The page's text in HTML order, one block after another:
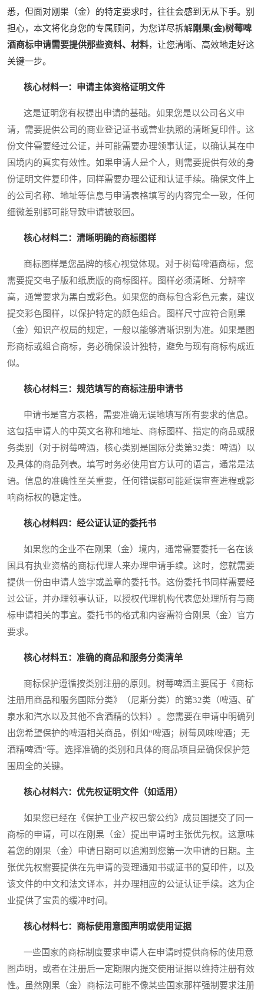
悉，但面对刚果（金）的特定要求时，往往会感到无从下手。别
担心，本文将化身您的专属顾问，为您详尽拆解刚果(金)树莓啤
酒商标申请需要提供那些资料、材料，让您清晰、高效地走好这
关键一步。
核心材料一：申请主体资格证明文件
这是证明您有权提出申请的基础。如果您是以公司名义申
请，需要提供公司的商业登记证书或营业执照的清晰复印件。这
份文件需要经过公证，并可能需要办理领事认证，以确认其在中
国境内的真实有效性。如果申请人是个人，则需要提供有效的身
份证明文件复印件，同样需要办理公证和认证手续。确保文件上
的公司名称、地址等信息与申请表格填写的内容完全一致，任何
细微差别都可能导致申请被驳回。
核心材料二：清晰明确的商标图样
商标图样是您品牌的核心视觉体现。对于树莓啤酒商标，您
需要提交电子版和纸质版的商标图样。图样必须清晰、分辨率
高，通常要求为黑白或彩色。如果您的商标包含彩色元素，建议
提交彩色图样，以保护特定的颜色组合。图样尺寸应符合刚果
（金）知识产权局的规定，一般以能够清晰识别为准。如果是图
形商标或组合商标，务必确保设计独特，避免与现有商标构成近
似。
核心材料三：规范填写的商标注册申请书
申请书是官方表格，需要准确无误地填写所有要求的信息。
这包括申请人的中英文名称和地址、商标图样、指定的商品或服
务类别（对于树莓啤酒，核心类别是国际分类第32类：啤酒）以
及具体的商品列表。填写时务必使用官方认可的语言，通常是法
语。信息的准确性至关重要，任何错误都可能延误审查进程或影
响商标权的稳定性。
核心材料四：经公证认证的委托书
如果您的企业不在刚果（金）境内，通常需要委托一名在该
国具有执业资格的商标代理人来办理申请手续。这时，您就需要
提供一份由申请人签字或盖章的委托书。这份委托书同样需要经
过公证，并办理领事认证，以授权代理机构代表您处理所有与商
标申请相关的事宜。委托书的格式和内容需符合刚果（金）官方
要求。
核心材料五：准确的商品和服务分类清单
商标保护遵循按类别注册的原则。树莓啤酒主要属于《商标
注册用商品和服务国际分类》（尼斯分类）的第32类（啤酒、矿
泉水和汽水以及其他不含酒精的饮料）。您需要在申请中明确列
出您希望保护的啤酒相关商品，例如“啤酒；树莓风味啤酒；无
酒精啤酒”等。选择准确的类别和具体的商品项目是确保保护范
围周全的关键。
核心材料六：优先权证明文件（如适用）
如果您已经在《保护工业产权巴黎公约》成员国提交了同一
商标的申请，可以在刚果（金）提出申请时主张优先权。这意味
着您的刚果（金）申请日期可以追溯到您第一次申请的日期。主
张优先权需要提供在先申请的受理通知书或证书的复印件，以及
该文件的中文和法文译本，并办理相应的公证认证手续。这为企
业提供了宝贵的缓冲时间。
核心材料七：商标使用意图声明或使用证据
一些国家的商标制度要求申请人在申请时提供商标的使用意
图声明，或者在注册后一定期限内提交使用证据以维持注册有效
性。虽然刚果（金）商标法可能不像某些国家那样强制要求注册